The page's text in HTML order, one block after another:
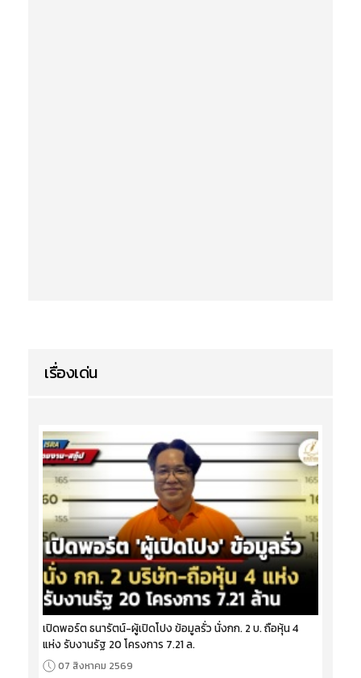
เรื่องเด่น
เปิดพอร์ต ธนารัตน์-ผู้เปิดโปง ข้อมูลรั่ว นั่งกก. 2 บ. ถือหุ้น 4
แห่ง รับงานรัฐ 20 โครงการ 7.21 ล.
07 สิงหาคม 2569